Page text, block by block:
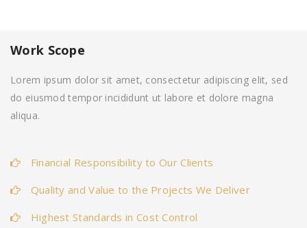
Work Scope
Lorem ipsum dolor sit amet, consectetur adipiscing elit, sed
do eiusmod tempor incididunt ut labore et dolore magna
aliqua.
Financial Responsibility to Our Clients
Quality and Value to the Projects We Deliver
Highest Standards in Cost Control